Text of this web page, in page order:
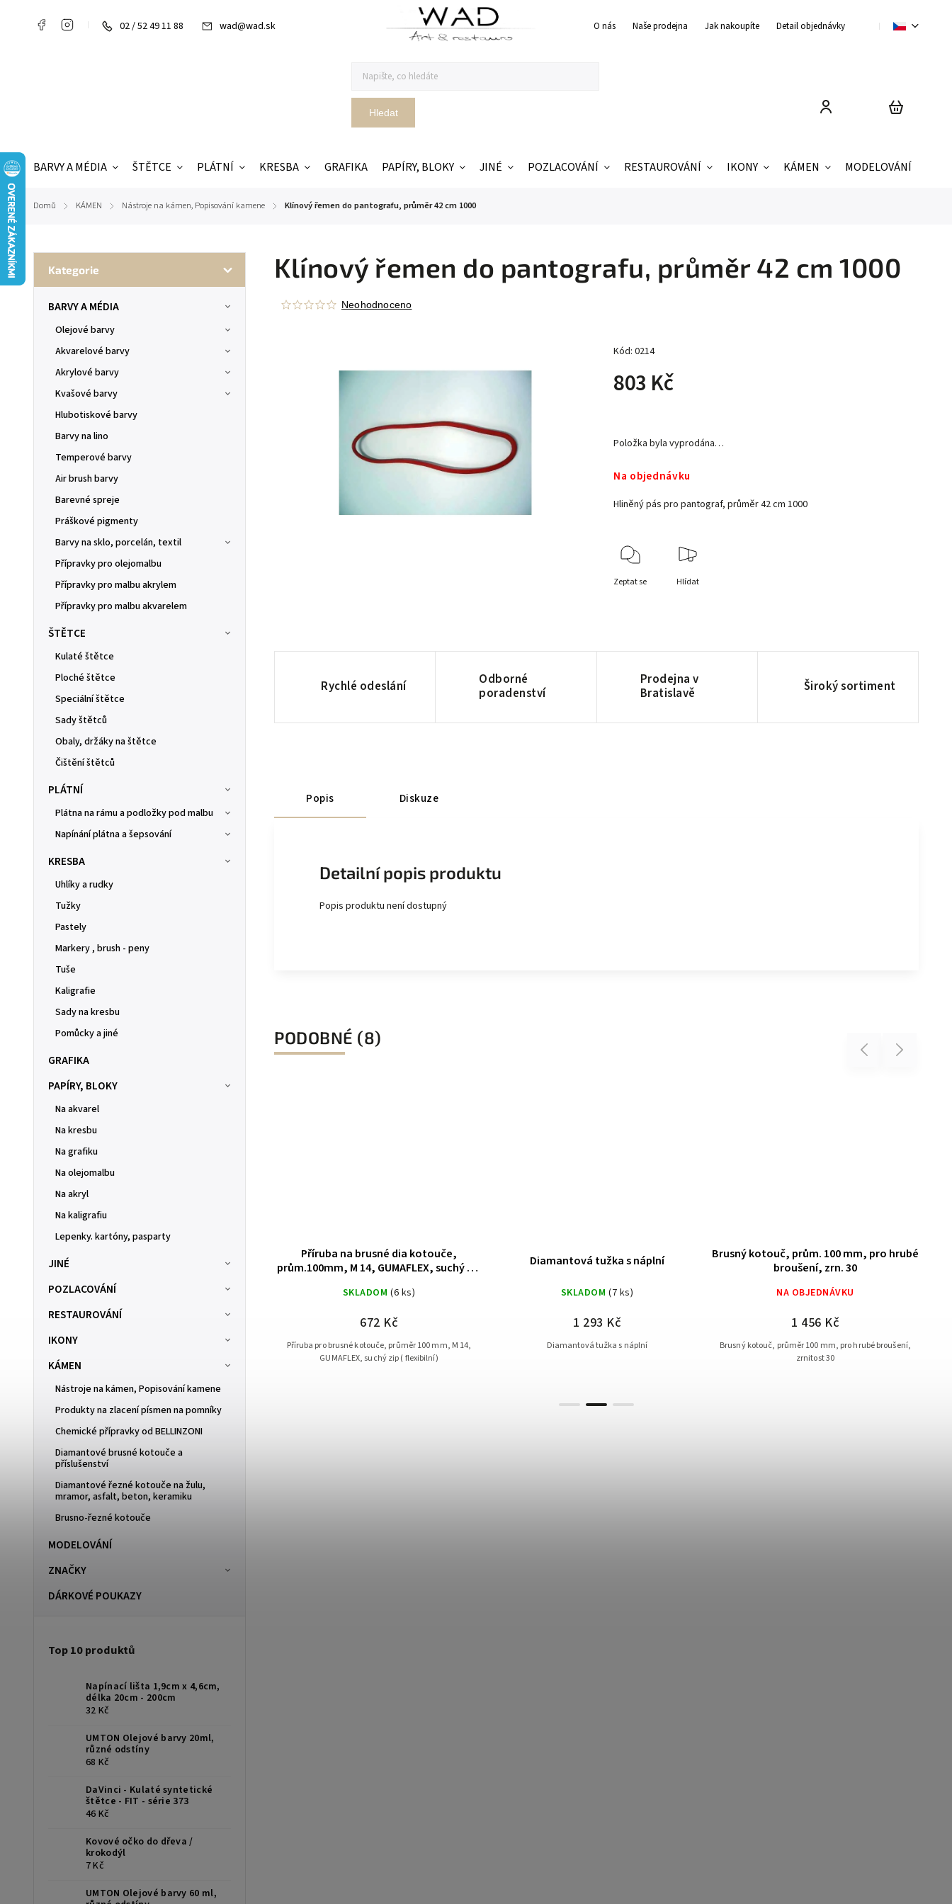
02 / 52 49 11 88 wad@wad.sk O nás Naše prodejna Jak nakoupíte Detail objednávky Obchodní podmínky
Hledat
BARVY A MÉDIA ŠTĚTCE PLÁTNÍ KRESBA GRAFIKA PAPÍRY, BLOKY JINÉ POZLACOVÁNÍ RESTAUROVÁNÍ IKONY KÁMEN MODELOVÁNÍ
Domů / KÁMEN / Nástroje na kámen, Popisování kamene / Klínový řemen do pantografu, průměr 42 cm 1000
Kategorie
BARVY A MÉDIA
Olejové barvy
Akvarelové barvy
Akrylové barvy
Kvašové barvy
Hlubotiskové barvy
Barvy na lino
Temperové barvy
Air brush barvy
Barevné spreje
Práškové pigmenty
Barvy na sklo, porcelán, textil
Přípravky pro olejomalbu
Přípravky pro malbu akrylem
Přípravky pro malbu akvarelem
ŠTĚTCE
Kulaté štětce
Ploché štětce
Speciální štětce
Sady štětců
Obaly, držáky na štětce
Čištění štětců
PLÁTNÍ
Plátna na rámu a podložky pod malbu
Napínání plátna a šepsování
KRESBA
Uhlíky a rudky
Tužky
Pastely
Markery , brush - peny
Tuše
Kaligrafie
Sady na kresbu
Pomůcky a jiné
GRAFIKA
PAPÍRY, BLOKY
Na akvarel
Na kresbu
Na grafiku
Na olejomalbu
Na akryl
Na kaligrafiu
Lepenky. kartóny, pasparty
JINÉ
POZLACOVÁNÍ
RESTAUROVÁNÍ
IKONY
KÁMEN
Nástroje na kámen, Popisování kamene
Produkty na zlacení písmen na pomníky
Chemické přípravky od BELLINZONI
Diamantové brusné kotouče a
příslušenství
Diamantové řezné kotouče na žulu,
mramor, asfalt, beton, keramiku
Brusno-řezné kotouče
MODELOVÁNÍ
ZNAČKY
DÁRKOVÉ POUKAZY
Top 10 produktů
Napínací lišta 1,9cm x 4,6cm,
délka 20cm - 200cm
32 Kč
UMTON Olejové barvy 20ml,
různé odstíny
68 Kč
DaVinci - Kulaté syntetické
štětce - FIT - série 373
46 Kč
Kovové očko do dřeva /
krokodýl
7 Kč
UMTON Olejové barvy 60 ml,
Klínový řemen do pantografu, průměr 42 cm 1000
Neohodnoceno
Kód: 0214
803 Kč
Na objednávku
Položka byla vyprodána…
Hliněný pás pro pantograf, průměr 42 cm 1000
Zeptat se Hlídat
Rychlé odeslání
Odborné
poradenství
Prodejna v
Bratislavě
Široký sortiment
Popis Diskuze
Detailní popis produktu
Popis produktu není dostupný
PODOBNÉ (8)
Previous
Tužka na kámen, různé druhy
Příruba na brusné dia kotouče,
prům.100mm, M 14, GUMAFLEX, suchý zip
SKLADOM (6 ks)
672 Kč
Příruba pro brusné kotouče, průměr 100 mm, M 14,
GUMAFLEX, suchý zip ( flexibilní)
Diamantová tužka s náplní
SKLADOM (7 ks)
1 293 Kč
Diamantová tužka s náplní
Brusný kotouč, prům. 100 mm, pro hrubé
broušení, zrn. 30
NA OBJEDNÁVKU
1 456 Kč
Brusný kotouč, průměr 100 mm, pro hrubé broušení,
zrnitost 30
Next